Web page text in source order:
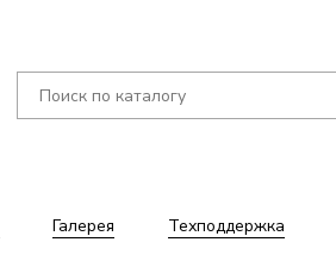
Галерея Техподдержка